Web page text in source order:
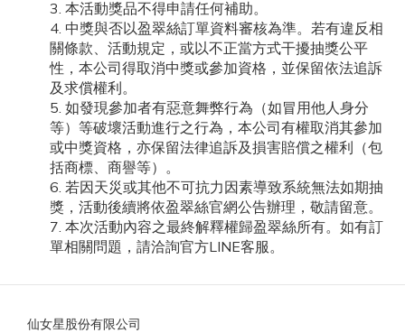
本活動獎品不得申請任何補助。
中獎與否以盈翠絲訂單資料審核為準。若有違反相
關條款、活動規定，或以不正當方式干擾抽獎公平
性，本公司得取消中獎或參加資格，並保留依法追訴
及求償權利。
如發現參加者有惡意舞弊行為（如冒用他人身分
等）等破壞活動進行之行為，本公司有權取消其參加
或中獎資格，亦保留法律追訴及損害賠償之權利（包
括商標、商譽等）。
若因天災或其他不可抗力因素導致系統無法如期抽
獎，活動後續將依盈翠絲官網公告辦理，敬請留意。
本次活動內容之最終解釋權歸盈翠絲所有。如有訂
單相關問題，請洽詢官方LINE客服。
仙女星股份有限公司